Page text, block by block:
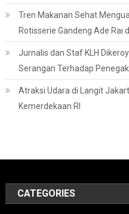
Tren Makanan Sehat
Rotisserie Gandeng Ade Rai
Jurnalis dan Staf KLH
Serangan Terhadap
Atraksi Udara di Langit
Kemerdekaan RI
CATEGORIES